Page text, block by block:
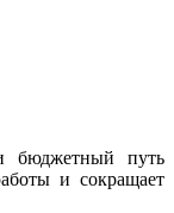
бюджетный путь
и сокращает